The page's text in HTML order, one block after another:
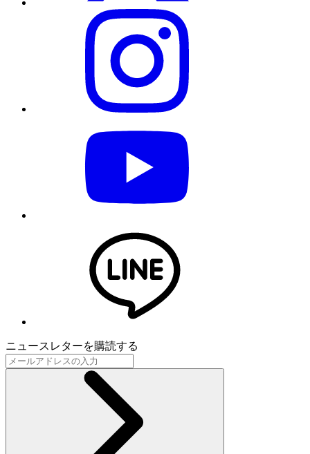
ニュースレターを購読する